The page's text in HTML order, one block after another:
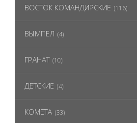
ВОСТОК КОМАНДИРСКИЕ (116)
ВЫМПЕЛ (4)
ГРАНАТ (10)
ДЕТСКИЕ (4)
КОМЕТА (33)